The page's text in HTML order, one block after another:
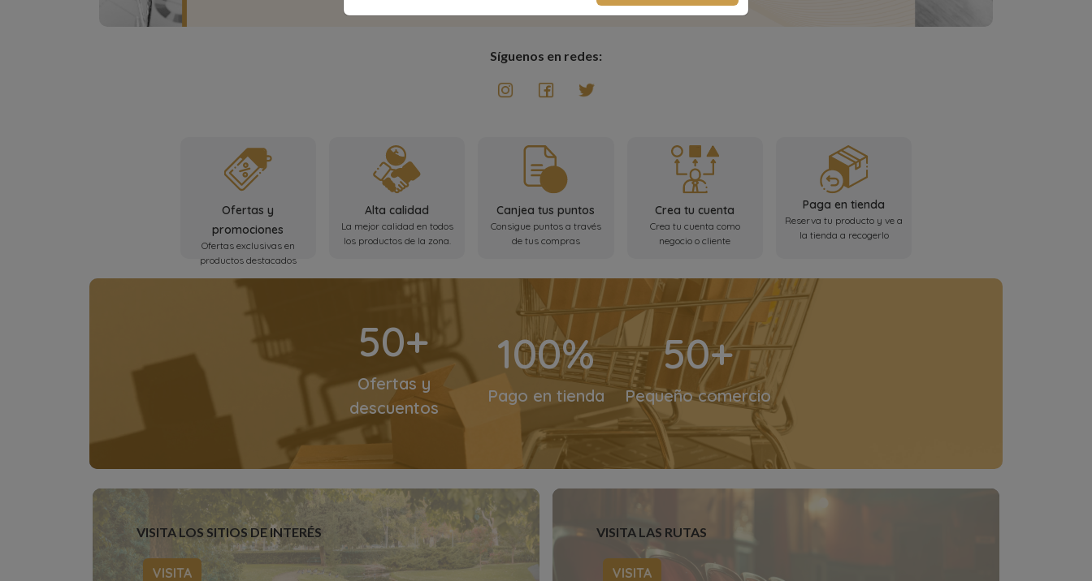
Síguenos en redes:
Ofertas y
promociones
Ofertas exclusivas en
productos destacados
Alta calidad
La mejor calidad en todos
los productos de la zona.
Canjea tus puntos
Consigue puntos a través
de tus compras
Crea tu cuenta
Crea tu cuenta como
negocio o cliente
Paga en tienda
Reserva tu producto y ve a
la tienda a recogerlo
50+
Ofertas y
descuentos
100%
Pago en tienda
50+
Pequeño comercio
VISITA LOS SITIOS DE INTERÉS
VISITA
VISITA LAS RUTAS
VISITA